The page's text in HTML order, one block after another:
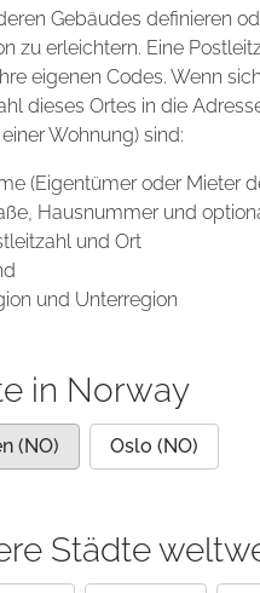
Gebäudes definieren
zu erleichtern. Eine
eigenen Codes. Wenn
dieses Ortes in die
Wohnung) sind:
(Eigentümer oder Mieter
Hausnummer und
und Ort
und Unterregion
in Norway
(NO) Oslo (NO)
Städte